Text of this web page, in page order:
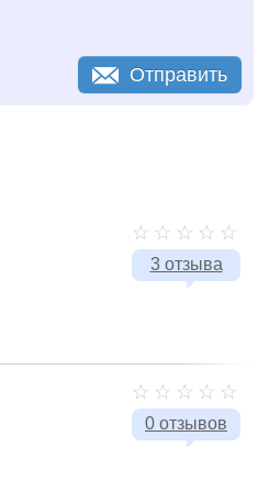
Отправить
3 отзыва
0 отзывов